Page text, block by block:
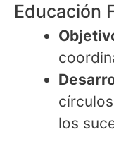
Educación
los